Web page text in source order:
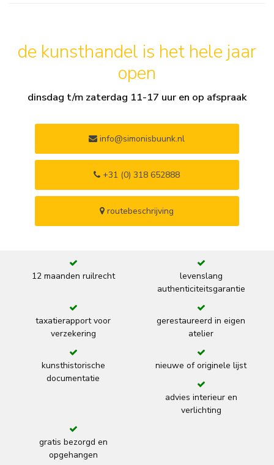
de kunsthandel is het hele jaar
open
dinsdag t/m zaterdag 11-17 uur en op afspraak
info@simonisbuunk.nl
+31 (0) 318 652888
routebeschrijving
12 maanden ruilrecht
levenslang
authenticiteitsgarantie
taxatierapport voor
verzekering
gerestaureerd in eigen
atelier
kunsthistorische
documentatie
nieuwe of originele lijst
advies interieur en
verlichting
gratis bezorgd en
opgehangen